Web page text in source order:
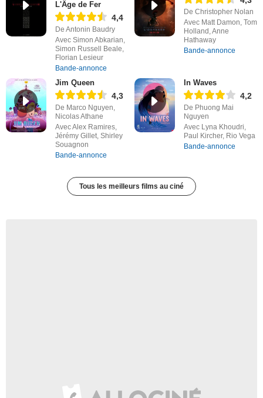
L'Âge de Fer
4,4
De Antonin Baudry
Avec Simon Abkarian,
Simon Russell Beale,
Florian Lesieur
Bande-annonce
De Christopher Nolan
Avec Matt Damon, Tom
Holland, Anne
Hathaway
Bande-annonce
Jim Queen
4,3
De Marco Nguyen,
Nicolas Athane
Avec Alex Ramires,
Jérémy Gillet, Shirley
Souagnon
Bande-annonce
In Waves
4,2
De Phuong Mai
Nguyen
Avec Lyna Khoudri,
Paul Kircher, Rio Vega
Bande-annonce
Tous les meilleurs films au ciné